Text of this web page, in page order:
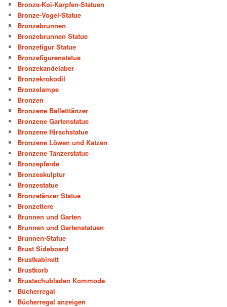
Bronze-Koi-Karpfen-Statuen
Bronze-Vogel-Statue
Bronzebrunnen
Bronzebrunnen Statue
Bronzefigur Statue
Bronzefigurenstatue
Bronzekandelaber
Bronzekrokodil
Bronzelampe
Bronzen
Bronzene Balletttänzer
Bronzene Gartenstatue
Bronzene Hirschstatue
Bronzene Löwen und Katzen
Bronzene Tänzerstatue
Bronzepferde
Bronzeskulptur
Bronzestatue
Bronzetänzer Statue
Bronzetiere
Brunnen und Garten
Brunnen und Gartenstatuen
Brunnen-Statue
Brust Sideboard
Brustkabinett
Brustkorb
Brustschubladen Kommode
Bücherregal
Bücherregal anzeigen